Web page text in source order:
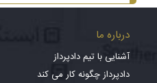
درباره ما
آشنایی با تیم دادپرداز
دادپرداز چگونه کار می کند